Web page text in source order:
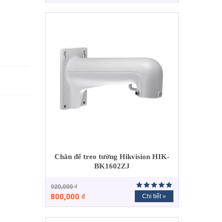
Chân đế treo tường Hikvision HIK-
BK1602ZJ
920,000₫
800,000 ₫ Chi tiết »